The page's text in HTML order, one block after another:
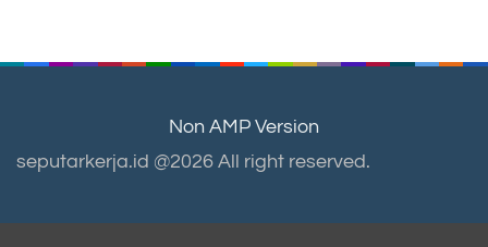
Non AMP Version
seputarkerja.id @2026 All right reserved.